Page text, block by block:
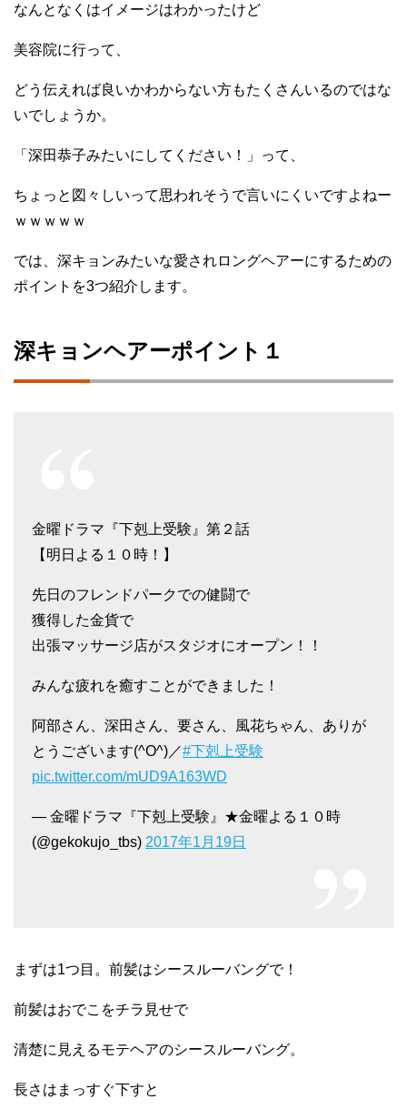
なんとなくはイメージはわかったけど
美容院に行って、
どう伝えれば良いかわからない方もたくさんいるのではな
いでしょうか。
「深田恭子みたいにしてください！」って、
ちょっと図々しいって思われそうで言いにくいですよねー
ｗｗｗｗｗ
では、深キョンみたいな愛されロングヘアーにするための
ポイントを3つ紹介します。
深キョンヘアーポイント１
金曜ドラマ『下剋上受験』第２話
【明日よる１０時！】
先日のフレンドパークでの健闘で
獲得した金貨で
出張マッサージ店がスタジオにオープン！！
みんな疲れを癒すことができました！
阿部さん、深田さん、要さん、風花ちゃん、ありが
とうございます(^O^)／#下剋上受験
pic.twitter.com/mUD9A163WD
— 金曜ドラマ『下剋上受験』★金曜よる１０時
(@gekokujo_tbs) 2017年1月19日
まずは1つ目。前髪はシースルーバングで！
前髪はおでこをチラ見せで
清楚に見えるモテヘアのシースルーバング。
長さはまっすぐ下すと